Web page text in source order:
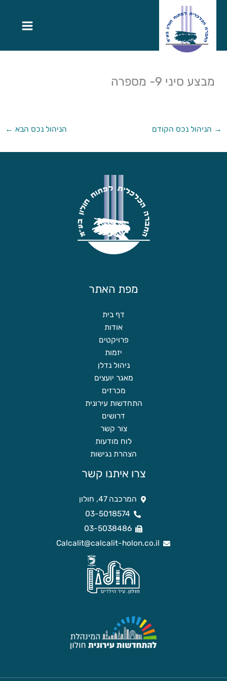
מבצע סיני 9- מספרה
→ הניהול נכס הקודם הניהול נכס הבא ←
מפת האתר
דף בית
אודות
פרויקטים
יזמות
ניהול נדלן
מאגר יועצים
מכרזים
התחדשות עירונית
דרושים
צור קשר
לוח מודעות
הצהרת נגישות
צרו איתנו קשר
המרכבה 47, חולון
03-5018574
03-5038486
Calcalit@calcalit-holon.co.il